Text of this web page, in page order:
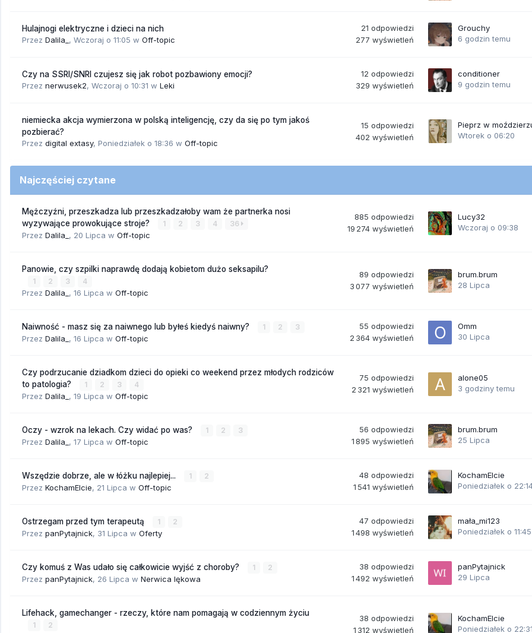
Hulajnogi elektryczne i dzieci na nich
Przez Dalila_ , Wczoraj o 11:05 w Off-topic
21 odpowiedzi
277 wyświetleń
Grouchy
6 godzin temu
Czy na SSRI/SNRI czujesz się jak robot pozbawiony emocji?
Przez nerwusek2, Wczoraj o 10:31 w Leki
12 odpowiedzi
329 wyświetleń
conditioner
9 godzin temu
niemiecka akcja wymierzona w polską inteligencję, czy da się po tym jakoś
pozbierać?
Przez digital extasy, Poniedziałek o 18:36 w Off-topic
15 odpowiedzi
402 wyświetleń
Pieprz w
Wtorek o 06:20
Najczęściej czytane
Mężczyźni, przeszkadza lub przeszkadzałoby wam że partnerka nosi
wyzywające prowokujące stroje?
1 2 3 4 36
Przez Dalila_ , 20 Lipca w Off-topic
885 odpowiedzi
19 274 wyświetleń
Lucy32
Wczoraj o 09:38
Panowie, czy szpilki naprawdę dodają kobietom dużo seksapilu?
1 2 3 4
Przez Dalila_ , 16 Lipca w Off-topic
89 odpowiedzi
3 077 wyświetleń
brum.brum
28 Lipca
Naiwność - masz się za naiwnego lub byłeś kiedyś naiwny? 1 2 3
Przez Dalila_ , 16 Lipca w Off-topic
55 odpowiedzi
2 364 wyświetleń
Omm
30 Lipca
Czy podrzucanie dziadkom dzieci do opieki co weekend przez młodych rodziców
to patologia?
1 2 3 4
Przez Dalila_ , 19 Lipca w Off-topic
75 odpowiedzi
2 321 wyświetleń
alone05
3 godziny temu
Oczy - wzrok na lekach. Czy widać po was? 1 2 3
Przez Dalila_ , 17 Lipca w Off-topic
56 odpowiedzi
1 895 wyświetleń
brum.brum
25 Lipca
Wszędzie dobrze, ale w łóżku najlepiej... 1 2
Przez KochamElcie, 21 Lipca w Off-topic
48 odpowiedzi
1 541 wyświetleń
KochamElcie
Poniedziałek o
Ostrzegam przed tym terapeutą 1 2
Przez panPytajnick, 31 Lipca w Oferty
47 odpowiedzi
1 498 wyświetleń
mała_mi123
Poniedziałek o 11:45
Czy komuś z Was udało się całkowicie wyjść z choroby? 1 2
Przez panPytajnick, 26 Lipca w Nerwica lękowa
38 odpowiedzi
1 492 wyświetleń
panPytajnick
29 Lipca
Lifehack, gamechanger - rzeczy, które nam pomagają w codziennym życiu
1 2
38 odpowiedzi
1 312 wyświetleń
KochamElcie
Poniedziałek o